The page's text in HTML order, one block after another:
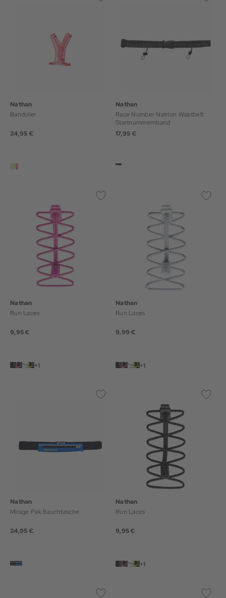
Nathan
Bandolier
24,95 €
Nathan
Race Number Natrion Waistbelt
Startnummernband
17,95 €
Nathan
Run Laces
9,95 €
+1
Nathan
Run Laces
9,99 €
+1
Nathan
Mirage Pak Bauchtasche
24,95 €
Nathan
Run Laces
9,95 €
+1